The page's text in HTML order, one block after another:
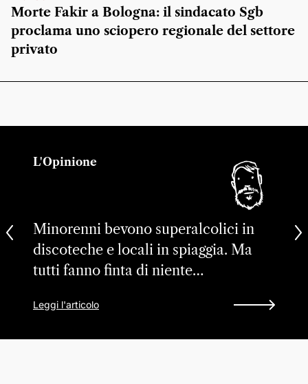
Morte Fakir a Bologna: il sindacato Sgb
proclama uno sciopero regionale del settore
privato
L'Opinione
Minorenni bevono superalcolici in
discoteche e locali in spiaggia. Ma
tutti fanno finta di niente…
Leggi l'articolo